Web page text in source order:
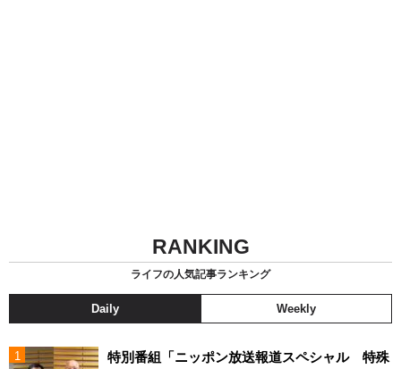
RANKING
ライフの人気記事ランキング
Daily Weekly
特別番組「ニッポン放送報道スペシャル 特殊